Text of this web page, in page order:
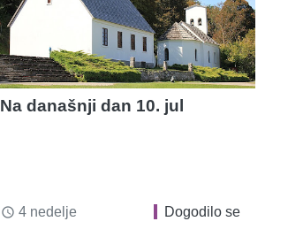
Na današnji dan 10. jul
access_time 4 nedelje Dogodilo se